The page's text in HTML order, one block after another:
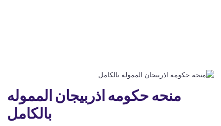
منحه حكومه اذربيجان المموله
بالكامل